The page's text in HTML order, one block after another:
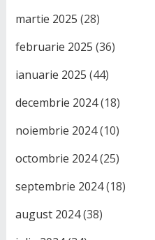
martie 2025 (28)
februarie 2025 (36)
ianuarie 2025 (44)
decembrie 2024(18)
noiembrie 2024(10)
octombrie 2024(25)
septembrie 2024(18)
august 2024(38)